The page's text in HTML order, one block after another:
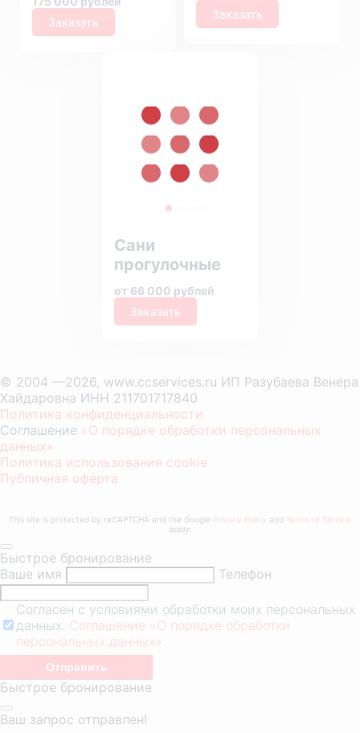
Заказать
Заказать
Сани
прогулочные
от 66 000 рублей
Заказать
© 2004 —2026, www.ccservices.ru ИП Разубаева Венера
Хайдаровна ИНН 211701717840
Политика конфиденциальности
Соглашение «О порядке обработки персональных
данных»
Политика использования cookie
Публичная оферта
This site is protected by reCAPTCHA and the Google Privacy Policy and Terms of Service
apply.
Быстрое бронирование
Ваше имя
Телефон
Согласен с условиями обработки моих персональных
данных. Соглашение «О порядке обработки
персональных данных»
Быстрое бронирование
Ваш запрос отправлен!